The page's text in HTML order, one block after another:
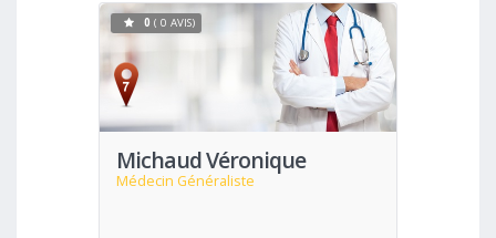
Michaud Véronique
Médecin Généraliste
Voir
0 ( 0 AVIS)